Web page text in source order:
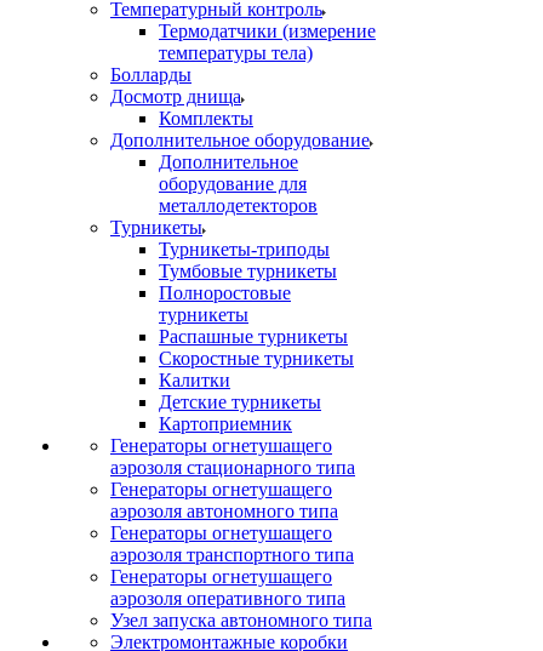
Температурный контроль
Термодатчики (измерение
температуры тела)
Болларды
Досмотр днища
Комплекты
Дополнительное оборудование
Дополнительное
оборудование для
металлодетекторов
Турникеты
Турникеты-триподы
Тумбовые турникеты
Полноростовые
турникеты
Распашные турникеты
Скоростные турникеты
Калитки
Детские турникеты
Картоприемник
Генераторы огнетушащего
аэрозоля стационарного типа
Генераторы огнетушащего
аэрозоля автономного типа
Генераторы огнетушащего
аэрозоля транспортного типа
Генераторы огнетушащего
аэрозоля оперативного типа
Узел запуска автономного типа
Электромонтажные коробки